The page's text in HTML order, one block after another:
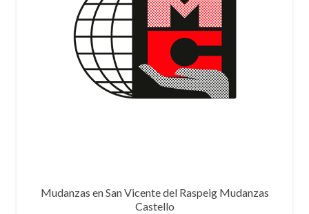
Mudanzas en San Vicente del Raspeig Mudanzas
Castello